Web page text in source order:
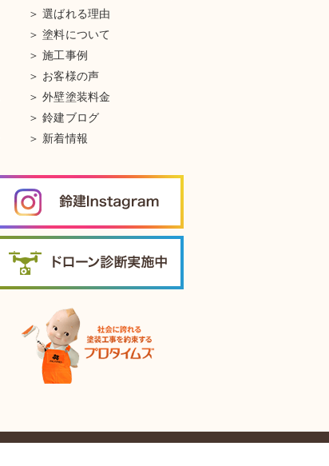
選ばれる理由
塗料について
施工事例
お客様の声
外壁塗装料金
鈴建ブログ
新着情報